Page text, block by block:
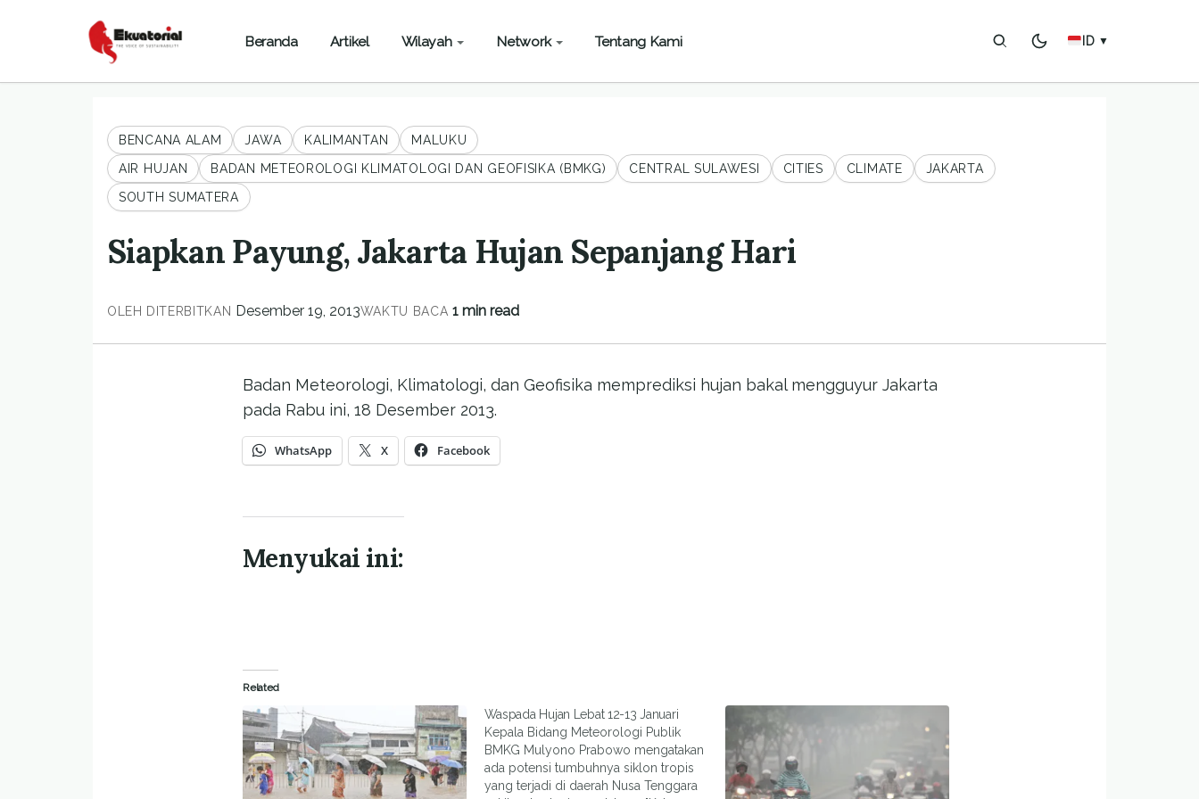
Beranda Artikel Wilayah Network Tentang Kami ID ▼
BENCANA ALAM JAWA KALIMANTAN
MALUKU
AIR HUJAN
BADAN METEOROLOGI KLIMATOLOGI DAN GEOFISIKA (BMKG) CENTRAL SULAWESI CITIES CLIMATE
JAKARTA
SOUTH SUMATERA
Siapkan Payung, Jakarta Hujan Sepanjang Hari
OLEH DITERBITKAN Desember 19, 2013WAKTU BACA 1 min read
Badan Meteorologi, Klimatologi, dan Geofisika memprediksi hujan bakal mengguyur Jakarta
pada Rabu ini, 18 Desember 2013.
WhatsApp X Facebook
Menyukai ini:
Related
Waspada Hujan Lebat 12-13 Januari
Kepala Bidang Meteorologi Publik
BMKG Mulyono Prabowo mengatakan
ada potensi tumbuhnya siklon tropis
yang terjadi di daerah Nusa Tenggara